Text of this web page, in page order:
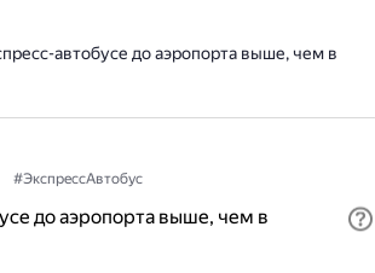
автобусе до аэропорта выше, чем в
#ЭкспрессАвтобус
до аэропорта выше, чем в